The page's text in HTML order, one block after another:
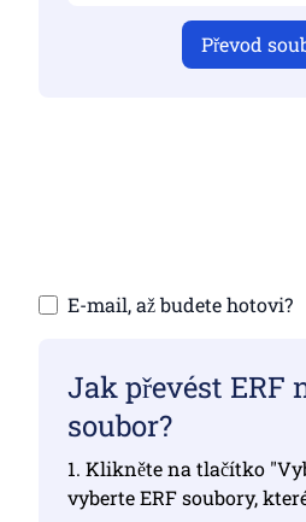
Převod
E-mail, až budete hotovi?
Jak převést ERF
soubor?
1. Klikněte na tlačítko
vyberte ERF soubory,